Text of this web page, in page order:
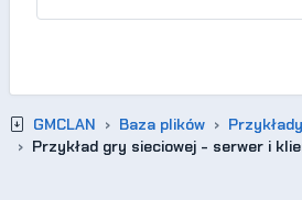
GMCLAN Baza plików
Przykłady
Przykład gry sieciowej - serwer i